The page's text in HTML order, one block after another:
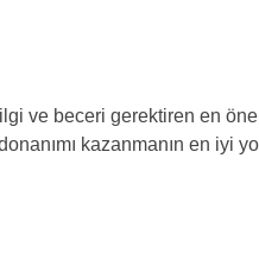
ve beceri gerektiren en
kazanmanın en iyi